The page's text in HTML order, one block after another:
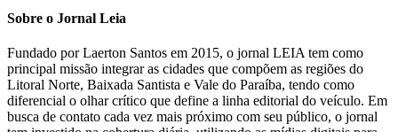
Sobre o Jornal Leia
Fundado por Laerton Santos em 2015, o jornal LEIA tem como
principal missão integrar as cidades que compõem as regiões do
Litoral Norte, Baixada Santista e Vale do Paraíba, tendo como
diferencial o olhar crítico que define a linha editorial do veículo. Em
busca de contato cada vez mais próximo com seu público, o jornal